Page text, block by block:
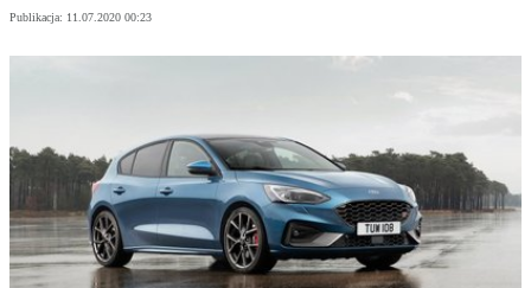
Publikacja: 11.07.2020 00:23